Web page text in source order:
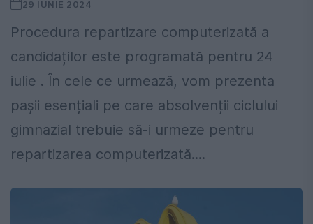
29 IUNIE 2024
Procedura repartizare computerizată a
candidaților este programată pentru 24
iulie . În cele ce urmează, vom prezenta
pașii esențiali pe care absolvenții ciclului
gimnazial trebuie să-i urmeze pentru
repartizarea computerizată....